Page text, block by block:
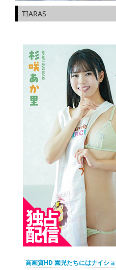
TIARAS
高画質HD 園児たちにはナイシ